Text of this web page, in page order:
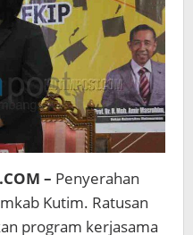
– Penyerahan
Kutim. Ratusan
program kerjasama